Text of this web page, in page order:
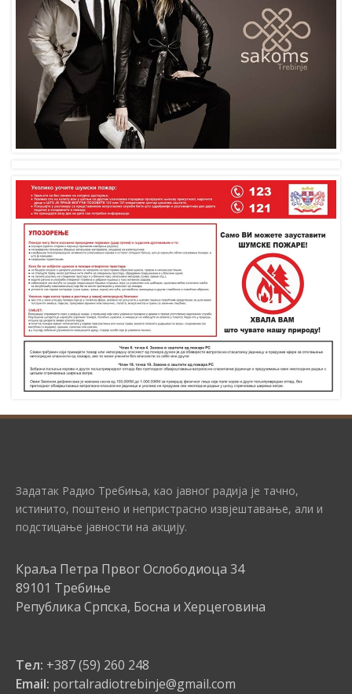
Задатак Радио Требиња, као јавног радија је тачно,
истинито, поштено и непристрасно извјештавање, али и
подстицање јавности на акцију.
Краља Петра Првог Ослободиоца 34
89101 Требиње
Република Српска, Босна и Херцеговина
Тел: +387 (59) 260 248
Email: portalradiotrebinje@gmail.com